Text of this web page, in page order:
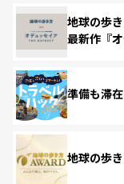
地球の歩
最新作『
準備も滞
地球の歩